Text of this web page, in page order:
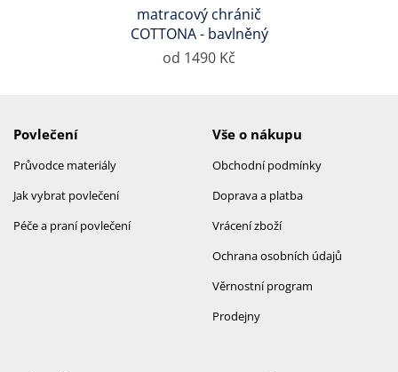
matracový chránič
COTTONA - bavlněný
od 1490 Kč
Povlečení
Průvodce materiály
Jak vybrat povlečení
Péče a praní povlečení
Vše o nákupu
Obchodní podmínky
Doprava a platba
Vrácení zboží
Ochrana osobních údajů
Věrnostní program
Prodejny